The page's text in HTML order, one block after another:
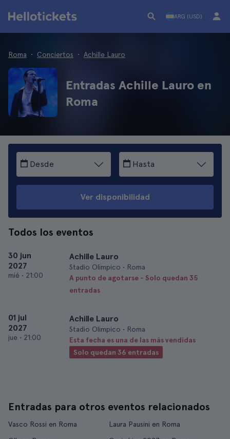
ARG (USD)
Roma Conciertos Achille Lauro
Entradas Achille Lauro en
Roma
Desde Hasta
Ver disponibilidad
Todos los eventos
30 jun
2027
mié • 21:00
Achille Lauro
Stadio Olimpico • Roma
A punto de agotarse - Solo quedan 35
entradas
01 jul
2027
jue • 21:00
Achille Lauro
Stadio Olimpico • Roma
Esta fecha es una de las más vendidas
Solo quedan 36 entradas
Entradas para otros eventos relacionados
Vasco Rossi en Roma
Laura Pausini en Roma